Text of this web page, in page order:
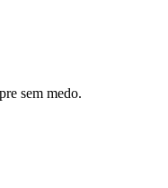
sem medo.